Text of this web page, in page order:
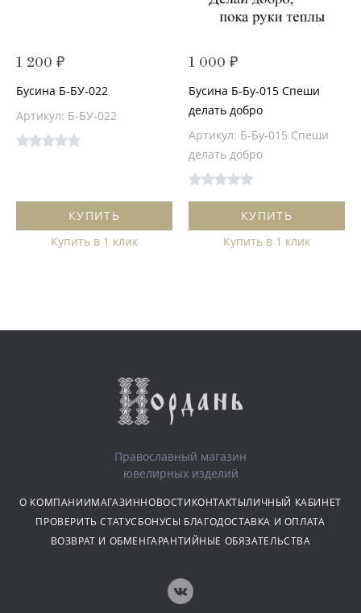
1 200 ₽
Бусина Б-БУ-022
Артикул: Б-БУ-022
КУПИТЬ
Купить в 1 клик
1 000 ₽
Бусина Б-Бу-015 Спеши
делать добро
Артикул: Б-Бу-015 Спеши
делать добро
КУПИТЬ
Купить в 1 клик
Православный магазин
ювелирных изделий
О КОМПАНИИМАГАЗИННОВОСТИКОНТАКТЫЛИЧНЫЙ КАБИНЕТ
ПРОВЕРИТЬ СТАТУСБОНУСЫ БЛАГОДОСТАВКА И ОПЛАТА
ВОЗВРАТ И ОБМЕНГАРАНТИЙНЫЕ ОБЯЗАТЕЛЬСТВА